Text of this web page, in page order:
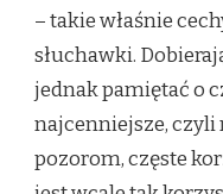
– takie właśnie
słuchawki.
jednak pamiętać o
najcenniejsze, czyli
pozorom, częste